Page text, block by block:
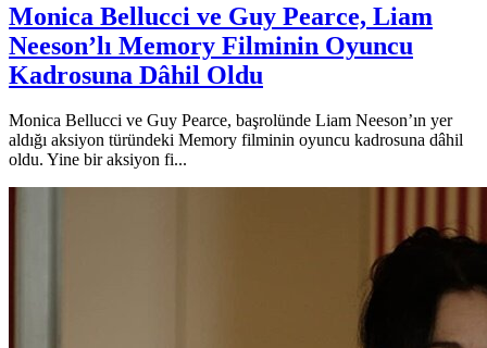
Monica Bellucci ve Guy Pearce, Liam
Neeson’lı Memory Filminin Oyuncu
Kadrosuna Dâhil Oldu
Monica Bellucci ve Guy Pearce, başrolünde Liam Neeson’ın yer
aldığı aksiyon türündeki Memory filminin oyuncu kadrosuna dâhil
oldu. Yine bir aksiyon fi...